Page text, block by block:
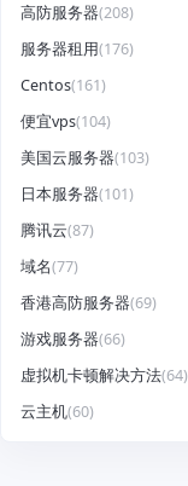
高防服务器(208)
服务器租用(176)
Centos(161)
便宜vps(104)
美国云服务器(103)
日本服务器(101)
腾讯云(87)
域名(77)
香港高防服务器(69)
游戏服务器(66)
虚拟机卡顿解决方法(64)
云主机(60)